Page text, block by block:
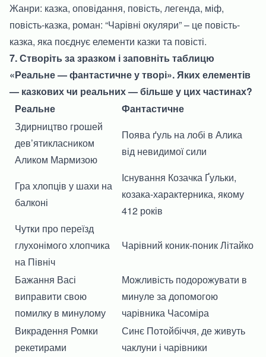
Жанри: казка, оповідання, повість, легенда, міф,
повість-казка, роман: “Чарівні окуляри” – це повість-
казка, яка поєднує елементи казки та повісті.
7. Створіть за зразком і заповніть таблицю
«Реальне — фантастичне у творі». Яких елементів
— казкових чи реальних — більше у цих частинах?
Реальне
Фантастичне
Здирництво грошей
дев’ятикласником
Аликом Мармизою
Поява ґуль на лобі в Алика
від невидимої сили
Гра хлопців у шахи на
балконі
Існування Козачка Ґульки,
козака-характерника, якому
412 років
Чутки про переїзд
глухонімого хлопчика
на Північ
Чарівний коник-поник Літайко
Бажання Васі
виправити свою
помилку в минулому
Можливість подорожувати в
минуле за допомогою
чарівника Часоміра
Викрадення Ромки
рекетирами
Синє Потойбіччя, де живуть
чаклуни і чарівники